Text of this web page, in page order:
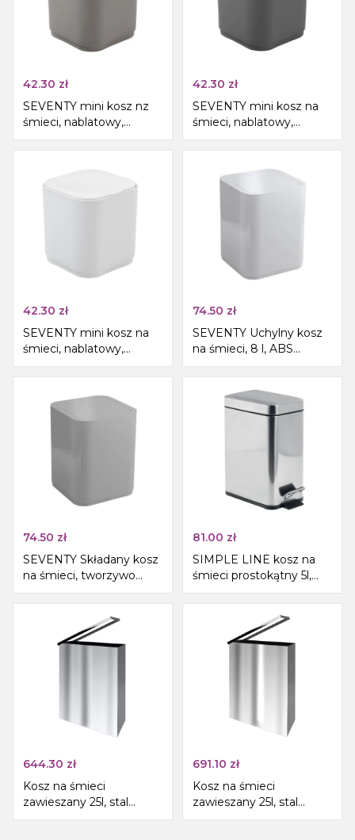
42.30 zł
SEVENTY mini kosz nz
śmieci, nablatowy,
tworzywo ABS, beżowy
42.30 zł
SEVENTY mini kosz na
śmieci, nablatowy,
tworzywo ABS, szary
42.30 zł
SEVENTY mini kosz na
śmieci, nablatowy,
tworzywo ABS, biały
74.50 zł
SEVENTY Uchylny kosz
na śmieci, 8 l, ABS
plastik, biały
74.50 zł
SEVENTY Składany kosz
na śmieci, tworzywo
ABS, szary
81.00 zł
SIMPLE LINE kosz na
śmieci prostokątny 5l,
stal nierdzewna, połysk
644.30 zł
Kosz na śmieci
zawieszany 25l, stal
nierdzewna mat
691.10 zł
Kosz na śmieci
zawieszany 25l, stal
nierdzewna polerowana